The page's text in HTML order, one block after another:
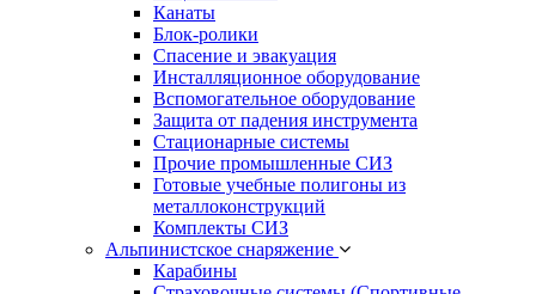
Канаты
Блок-ролики
Спасение и эвакуация
Инсталляционное оборудование
Вспомогательное оборудование
Защита от падения инструмента
Стационарные системы
Прочие промышленные СИЗ
Готовые учебные полигоны из
металлоконструкций
Комплекты СИЗ
Альпинистское снаряжение
Карабины